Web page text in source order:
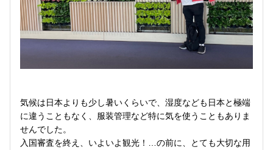
気候は日本よりも少し暑いくらいで、湿度なども日本と極端
に違うこともなく、服装管理など特に気を使うこともありま
せんでした。
入国審査を終え、いよいよ観光！…の前に、とても大切な用